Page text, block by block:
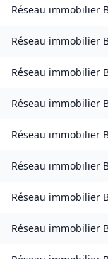
Réseau immobilier
Réseau immobilier
Réseau immobilier
Réseau immobilier
Réseau immobilier
Réseau immobilier
Réseau immobilier
Réseau immobilier